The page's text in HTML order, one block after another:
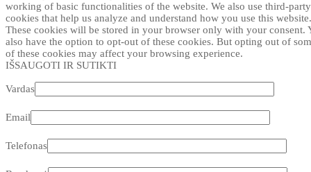
working of basic functionalities of the website. We also use third-party
cookies that help us analyze and understand how you use this website.
These cookies will be stored in your browser only with your consent.
also have the option to opt-out of these cookies. But opting out of
of these cookies may affect your browsing experience.
IŠSAUGOTI IR SUTIKTI
Vardas
Email
Telefonas